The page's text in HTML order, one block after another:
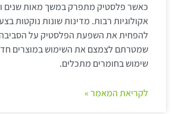
כאשר פלסטיק מתפרק במשך מאות שנים
אקולוגיות רבות. מדינות שונות נוקטות
להפחית את השפעת הפלסטיק על
שמטרתם לצמצם את השימוש במוצרים
שימוש בחומרים מתכלים.
לקריאת המאמר »